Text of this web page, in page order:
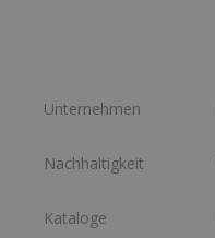
Unternehmen
Nachhaltigkeit
Kataloge